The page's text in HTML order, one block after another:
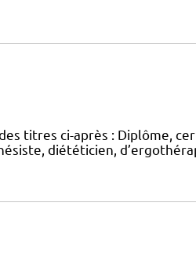
des titres ci-après : Diplôme,
diététicien,